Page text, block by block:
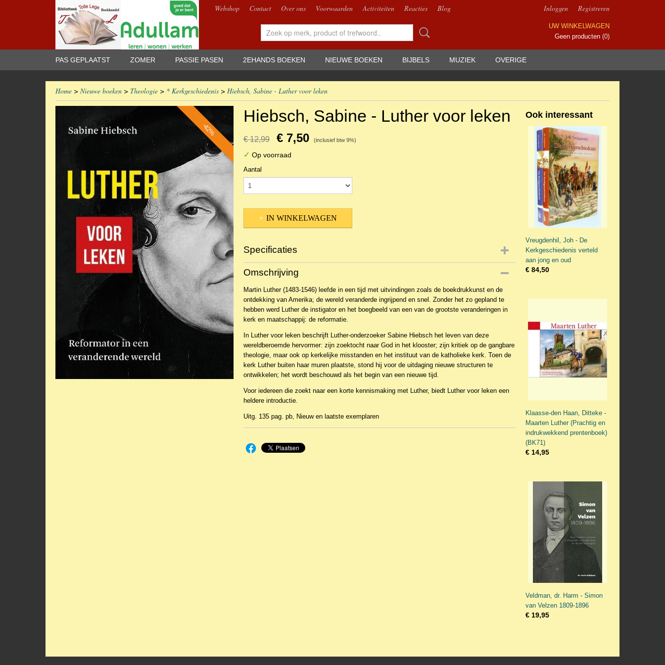
Webshop Contact Over ons Voorwaarden Activiteiten Reacties Blog Inloggen Registreren
UW WINKELWAGEN
Geen producten (0)
PAS GEPLAATST ZOMER PASSIE PASEN 2EHANDS BOEKEN NIEUWE BOEKEN BIJBELS MUZIEK OVERIGE
Home > Nieuwe boeken > Theologie > * Kerkgeschiedenis > Hiebsch, Sabine - Luther voor leken
-42%
Hiebsch, Sabine - Luther voor leken
€ 12,99 € 7,50 (inclusief btw 9%)
✓ Op voorraad
Aantal
IN WINKELWAGEN
Specificaties
Productcode
EAN code
Omschrijving
Martin Luther (1483-1546) leefde in een tijd met uitvindingen zoals de boekdrukkunst en de
ontdekking van Amerika; de wereld veranderde ingrijpend en snel. Zonder het zo gepland te
hebben werd Luther de instigator en het boegbeeld van een van de grootste veranderingen in
kerk en maatschappij: de reformatie.
In Luther voor leken beschrijft Luther-onderzoeker Sabine Hiebsch het leven van deze
wereldberoemde hervormer: zijn zoektocht naar God in het klooster; zijn kritiek op de gangbare
theologie, maar ook op kerkelijke misstanden en het instituut van de katholieke kerk. Toen de
kerk Luther buiten haar muren plaatste, stond hij voor de uitdaging nieuwe structuren te
ontwikkelen; het wordt beschouwd als het begin van een nieuwe tijd.
Voor iedereen die zoekt naar een korte kennismaking met Luther, biedt Luther voor leken een
heldere introductie.
Uitg. 135 pag. pb, Nieuw en laatste exemplaren
Ook interessant
Vreugdenhil, Joh - De
Kerkgeschiedenis verteld
aan jong en oud
€ 84,50
Klaasse-den Haan, Ditteke -
Maarten Luther (Prachtig en
indrukwekkend prentenboek)
(BK71)
€ 14,95
Veldman, dr. Harm - Simon
van Velzen 1809-1896
€ 19,95